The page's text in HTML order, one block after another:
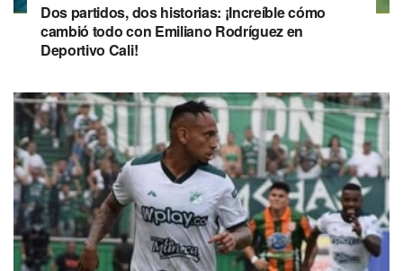
Dos partidos, dos historias: ¡Increíble cómo
cambió todo con Emiliano Rodríguez en
Deportivo Cali!